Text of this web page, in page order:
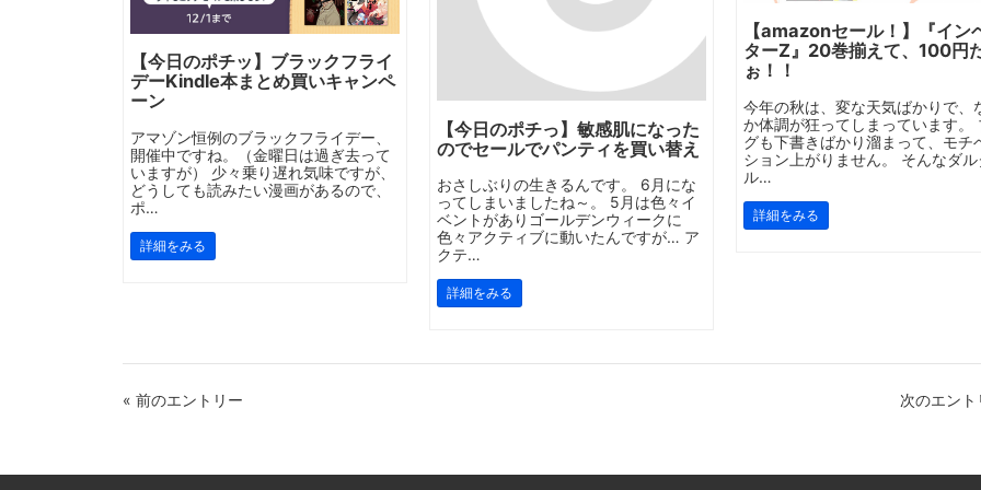
【今日のポチッ】ブラックフライ
デーKindle本まとめ買いキャンペ
ーン
アマゾン恒例のブラックフライデー、
開催中ですね。（金曜日は過ぎ去って
いますが） 少々乗り遅れ気味ですが、
どうしても読みたい漫画があるので、
ポ…
詳細をみる
【今日のポチっ】敏感肌になった
のでセールでパンティを買い替え
おさしぶりの生きるんです。 6月にな
ってしまいましたね～。 5月は色々イ
ベントがありゴールデンウィークに
色々アクティブに動いたんですが… ア
クテ…
詳細をみる
【amazonセール！】『イン
ターZ』20巻揃えて、100円
ぉ！！
今年の秋は、変な天気ばかりで、
か体調が狂ってしまっています。
グも下書きばかり溜まって、モチ
ション上がりません。 そんなダル
ル…
詳細をみる
« 前のエントリー 次のエント